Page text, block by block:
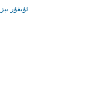
ئۇيغۇر